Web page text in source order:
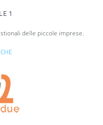
1
delle piccole imprese.